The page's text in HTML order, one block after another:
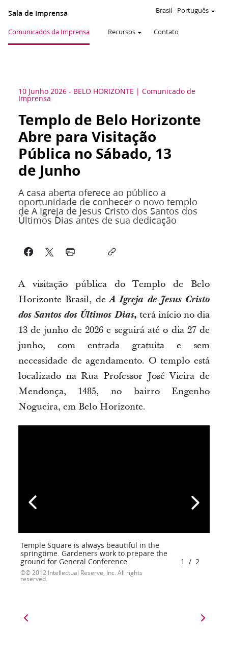
Sala de Imprensa
Comunicados da Imprensa Recursos Contato
Brasil- Português
10 Junho 2026 - BELO HORIZONTE Comunicado de
Imprensa
Templo de Belo Horizonte
Abre para Visitação
Pública no Sábado, 13
de Junho
A casa aberta oferece ao público a
oportunidade de conhecer o novo templo
de A Igreja de Jesus Cristo dos Santos dos
Últimos Dias antes de sua dedicação
A visitação pública do Templo de Belo
Horizonte Brasil, deA Igreja de Jesus Cristo
dos Santos dos Últimos Dias, terá início no dia
13 de junho de 2026 e seguirá até o dia 27 de
junho, com entrada gratuita e sem
necessidade de agendamento. O templo está
localizado na Rua Professor José Vieira de
Mendonça, 1485, no bairro Engenho
Nogueira, em Belo Horizonte.
Temple Square is always beautiful in the
springtime. Gardeners work to prepare the
ground for General Conference.
© 2012 Intellectual Reserve, Inc. All rights
reserved.
1 / 2